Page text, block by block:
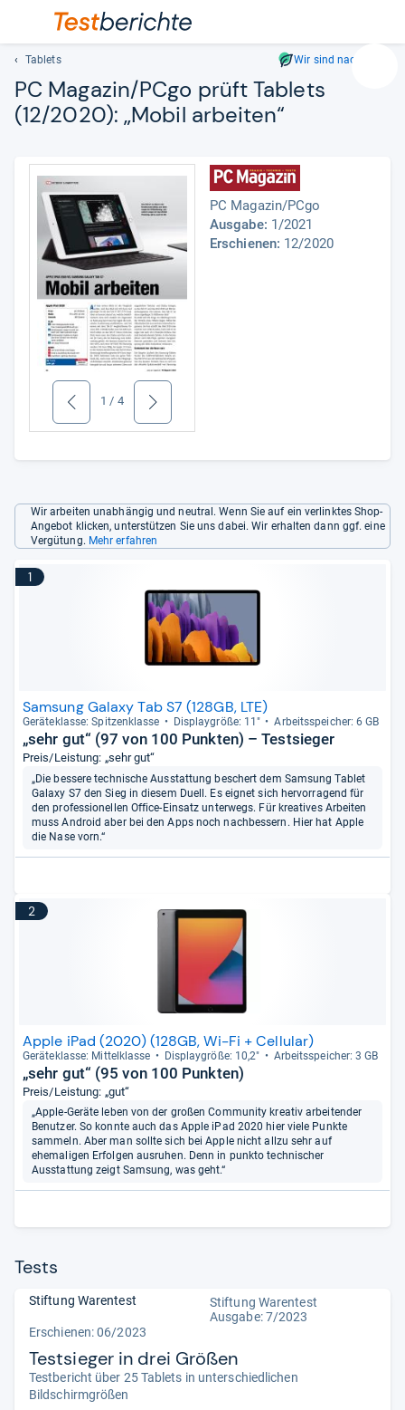
Tablets Wir sind nachhaltig
PC Maga­zin/PCgo prüft Tablets
(12/2020): „Mobil arbei­ten“
zurück 1 / 4 weiter
PC Magazin/PCgo
Ausgabe: 1/2021
Erschienen: 12/2020
Wir arbeiten unabhängig und neutral. Wenn Sie auf ein verlinktes Shop-
Angebot klicken, unterstützen Sie uns dabei. Wir erhalten dann ggf. eine
Vergütung. Mehr erfahren
1
Samsung Galaxy Tab S7 (128GB, LTE)
Gerä­te­klasse: Spit­zen­klasse Dis­play­größe: 11" Arbeitsspei­cher: 6 GB
„sehr gut“ (97 von 100 Punkten) – Testsieger
Preis/Leistung: „sehr gut“
„Die bessere technische Ausstattung beschert dem Samsung Tablet
Galaxy S7 den Sieg in diesem Duell. Es eignet sich hervorragend für
den professionellen Office-Einsatz unterwegs. Für kreatives Arbeiten
muss Android aber bei den Apps noch nachbessern. Hier hat Apple
die Nase vorn.“
2
Apple iPad (2020) (128GB, Wi-Fi + Cellular)
Gerä­te­klasse: Mit­tel­klasse Dis­play­größe: 10,2" Arbeitsspei­cher: 3 GB
„sehr gut“ (95 von 100 Punkten)
Preis/Leistung: „gut“
„Apple-Geräte leben von der großen Community kreativ arbeitender
Benutzer. So konnte auch das Apple iPad 2020 hier viele Punkte
sammeln. Aber man sollte sich bei Apple nicht allzu sehr auf
ehemaligen Erfolgen ausruhen. Denn in punkto technischer
Ausstattung zeigt Samsung, was geht.“
Tests
Stiftung Warentest
Stiftung Warentest
Ausgabe: 7/2023
Erschienen: 06/2023
Testsieger in drei Größen
Testbericht über 25 Tablets in unterschiedlichen
Bildschirmgrößen